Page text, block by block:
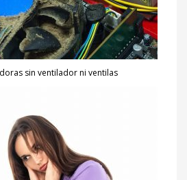
sin ventilador ni ventilas